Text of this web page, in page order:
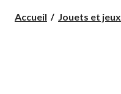
Accueil Jouets et jeux